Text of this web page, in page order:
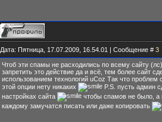
Дата: Пятница, 17.07.2009, 16.54.01 | Сообщение # 3
Чтоб эти спамы не расходились по всему сайту
запретить это действие да и всё, тем более сайт
использованием технологий uCoz Так что проблем
этой опции нету никаких
P.S. пусть админ
настройках сайта
чтобы спамов не было,
каждому замучатся писать или даже копировать